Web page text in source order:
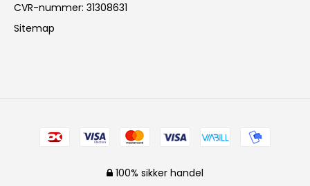
CVR-nummer: 31308631
Sitemap
100% sikker handel